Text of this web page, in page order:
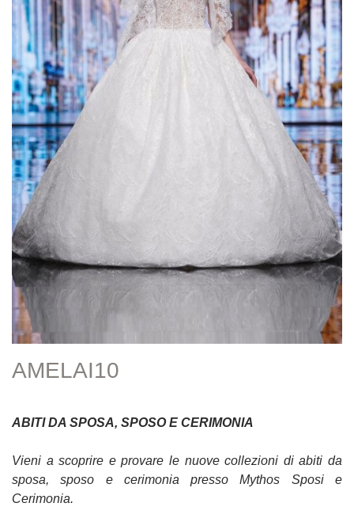
AMELAI10
ABITI DA SPOSA, SPOSO E CERIMONIA
Vieni a scoprire e provare le nuove collezioni di abiti da
sposa, sposo e cerimonia presso Mythos Sposi e
Cerimonia.